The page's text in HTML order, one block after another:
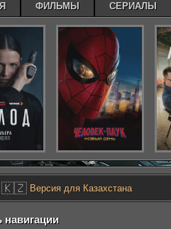
🇰🇿Версия для Казахстана
навигации
ФИЛЬМЫ СЕРИАЛЫ